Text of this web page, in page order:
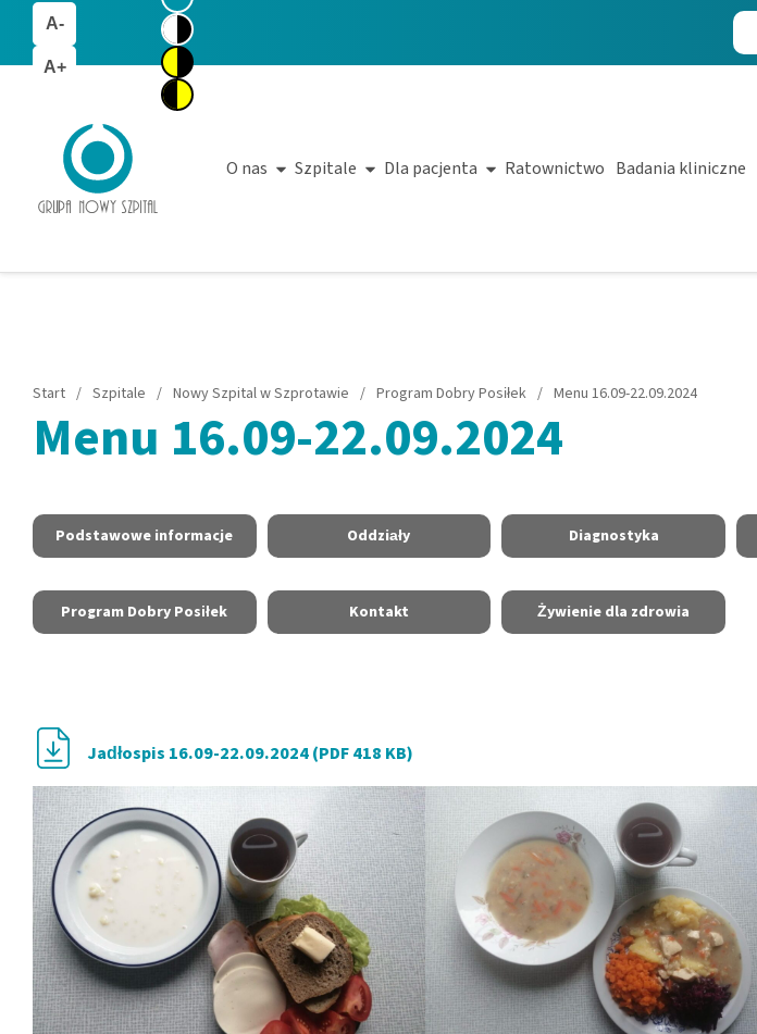
A-
A+
O nas Szpitale Dla pacjenta Ratownictwo Badania kliniczne
Start / Szpitale / Nowy Szpital w Szprotawie / Program Dobry Posiłek / Menu 16.09-22.09.2024
Menu 16.09-22.09.2024
Podstawowe informacje Oddziały Diagnostyka
Program Dobry Posiłek Kontakt Żywienie dla zdrowia
Jadłospis 16.09-22.09.2024 (PDF 418 KB)